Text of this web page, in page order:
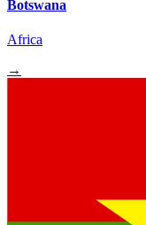
Botswana
Africa
→